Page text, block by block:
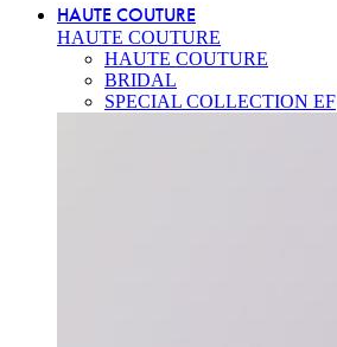
HAUTE COUTURE
HAUTE COUTURE
HAUTE COUTURE
BRIDAL
SPECIAL COLLECTION EF